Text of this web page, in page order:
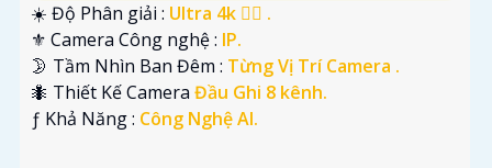
☀️ Độ Phân giải : Ultra 4k 👍🏾 .
⚜️ Camera Công nghệ : IP.
🌛 Tầm Nhìn Ban Đêm : Từng Vị Trí Camera .
🐜 Thiết Kế Camera Đầu Ghi 8 kênh.
️ƒ Khả Năng : Công Nghệ AI.